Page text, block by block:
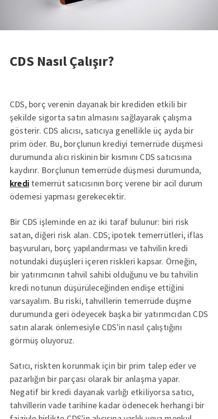
CDS Nasıl Çalışır?
CDS, borç verenin dayanak bir krediden etkili bir
şekilde sigorta satın almasını sağlayarak çalışma
gösterir. CDS alıcısı, satıcıya genellikle üç ayda bir
prim öder. Bu, borçlunun krediyi temerrüde düşmesi
durumunda alıcı riskinin bir kısmını CDS satıcısına
kaydırır. Borçlunun temerrüde düşmesi durumunda,
kredi temerrüt satıcısının borç verene bir acil durum
ödemesi yapması gerekecektir.
Bir CDS işleminde en az iki taraf bulunur: biri risk
satan, diğeri risk alan. CDS; ipotek temerrütleri, iflas
başvuruları, borç yapılandırması ve tahvilin kredi
notundaki düşüşleri içeren riskleri kapsar. Örneğin,
bir yatırımcının tahvil sahibi olduğunu ve bu tahvilin
kredi notunun düşürüleceğinden endişe ettiğini
varsayalım. Bu riski, tahvillerin temerrüde düşme
durumunda geri ödeyecek başka bir yatırımcıdan CDS
satın alarak önlemesiyle CDS'in nasıl çalıştığını
görmüş oluyoruz.
Satıcı, riskten korunmak için bir prim talep eder ve
pazarlığın bir parçası olarak bir anlaşma yapar.
Negatif bir kredi dayanak varlığı etkiliyorsa satıcı,
tahvillerin vade tarihine kadar ödenecek herhangi bir